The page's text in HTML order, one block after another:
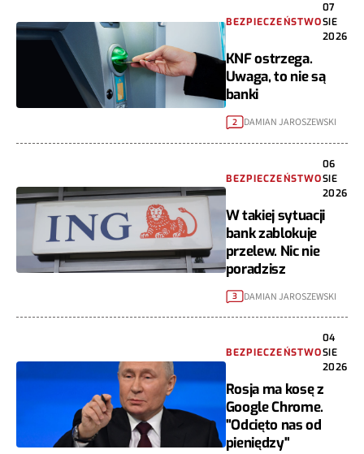
BEZPIECZEŃSTWO
07
SIE
2026
KNF ostrzega.
Uwaga, to nie są
banki
2 DAMIAN JAROSZEWSKI
BEZPIECZEŃSTWO
06
SIE
2026
W takiej sytuacji
bank zablokuje
przelew. Nic nie
poradzisz
3 DAMIAN JAROSZEWSKI
BEZPIECZEŃSTWO
04
SIE
2026
Rosja ma kosę z
Google Chrome.
"Odcięto nas od
pieniędzy"